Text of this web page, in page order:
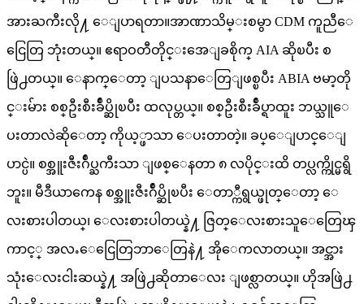
အားႀကီးလို႔ ေျပာရတာ။အာဏာသိမ္းစမွာ CDM ကူညီေ
ငြေတြ ဘုံးတယ္။ ဧရာဝတီတိုင္းအေျခစိုက္ AIA ဆိုၿပီး စ
ဖြဲ႕တယ္။ ေနာက္ေတာ့ ျပသနာေတြျဖစ္ၿပီး ABIA ဗမာ့တို
င္းမ်ား စစ္ဦးစီးခ်ဳပ္ဆိုၿပီး ထလုပ္တယ္။ စစ္ဦးစီးခ်ဳပ္ရာထူး ဘယ္သူေ
ပးတာလဲဆိုေတာ့ ကိုယ့္ဖာသာ ေပးတာတဲ့။ ခပ္ေျပာင္ေျ
ပာင္ပဲ။ စစ္အူးဇီးဂ်ဳပ္ႀကီးသာ ျဖစ္ေနတာ ၈ လပိုင္းထိ တပ္လက္ကိုင္မရွိ
ဘူး။ မီဒီယာကေန စစ္အူးဇီးဂ်ဳပ္ဆိုၿပီး ေတာ္ကီရွယ္ဖုတ္ေတာ့ ေ
လးစားပါတယ္၊ ေလးစားပါတယ္နဲ႔ ဇြတ္ေလးစားသူေတြေၾ
ကာင့္ အလႉေငြေတြဘာေတြနဲ႔ အိုေကလာတယ္။ အင္အား
သုံးေလးငါးဆယ္နဲ႔ အဖြဲ႕ဆိုတာေလး ျဖစ္လာတယ္။ ဟိုအဖြဲ႕